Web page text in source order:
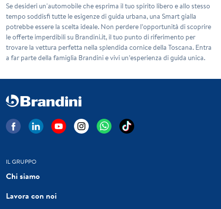
Se desideri un'automobile che esprima il tuo spirito libero e allo stesso
tempo soddisfi tutte le esigenze di guida urbana, una Smart gialla
potrebbe essere la scelta ideale. Non perdere l’opportunità di scoprire
le offerte imperdibili su Brandini.it, il tuo punto di riferimento per
trovare la vettura perfetta nella splendida cornice della Toscana. Entra
a far parte della famiglia Brandini e vivi un’esperienza di guida unica.
IL GRUPPO
Chi siamo
Lavora con noi